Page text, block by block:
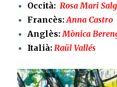
Occità: Rosa Mari
Francès: Anna Castro
Anglès: Mònica
Italià: Raül Vallés